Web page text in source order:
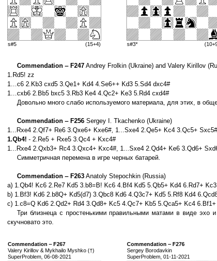
s#5 (15+4) s#3*
Commendation ‒ F247 Andrey Frolkin (Ukraine) and Valery Kirillov
1.Rd5! zz
1…c6 2.Kb3 cxd5 3.Qe1+ Kd4 4.Se6++ Kd3 5.Sd4 dxc4#
1…cxb6 2.Bb5 bxc5 3.Rb3 Ke4 4.Qc2+ Ke3 5.Rd4 cxd4#
Довольно много слабо используемого материала, для этих, в
Commendation ‒ F256 Sergey I. Tkachenko (Ukraine)
1...Rxe4 2.Qf7+ Re6 3.Qxe6+ Kxe6#, 1...Sxe4 2.Qe5+ Kc4 3.Qc5+ Sxc5#
1.Qb4! - 2.Re5 + Rxe5 3.Qc4 + Kxc4#
1...Rxe4 2.Qxb3+ Rc4 3.Qxc4+ Kxc4#, 1...Sxe4 2.Qd4+ Ke6 3.Qd6+
Симметричная перемена в игре черных батарей.
Commendation ‒ F263 Anatoly Stepochkin (Russia)
a) 1.Qb4! Kc6 2.Re7 Kd5 3.b8=B! Kc6 4.Bf4 Kd5 5.Qb5+ Kd4 6.Rd7+
b) 1.Bf3! Kd6 2.b8Q+ Kd5(d7) 3.Qbc8 Kd6 4.Q3c7+ Kd5 5.Rf8 Kd4
c) 1.c8=Q Kd6 2.Qd2+ Rd4 3.Qd8+ Kc5 4.Qc7+ Kb5 5.Qca5+ Kc4
Три близнеца с простенькими правильными матами в виде эхо
скучновато это.
Commendation ‒ F267
Valery Kirillov & Mykhailo Myshko (†)
SuperProblem, 06-08-2021
Commendation ‒ F276
Sergey Borodavkin
SuperProblem, 01-11-2021